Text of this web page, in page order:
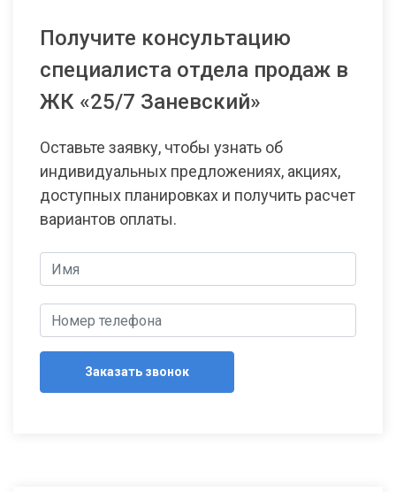
Получите консультацию
специалиста отдела продаж в
ЖК «25/7 Заневский»
Оставьте заявку, чтобы узнать об
индивидуальных предложениях, акциях,
доступных планировках и получить расчет
вариантов оплаты.
Заказать звонок